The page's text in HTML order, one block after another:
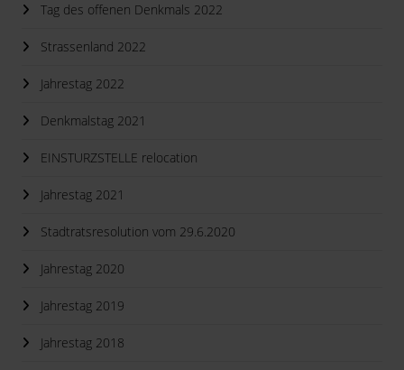
Tag des offenen Denkmals 2022
Strassenland 2022
Jahrestag 2022
Denkmalstag 2021
EINSTURZSTELLE relocation
Jahrestag 2021
Stadtratsresolution vom 29.6.2020
Jahrestag 2020
Jahrestag 2019
Jahrestag 2018